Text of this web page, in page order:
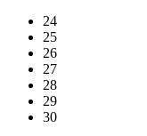
24
25
26
27
28
29
30